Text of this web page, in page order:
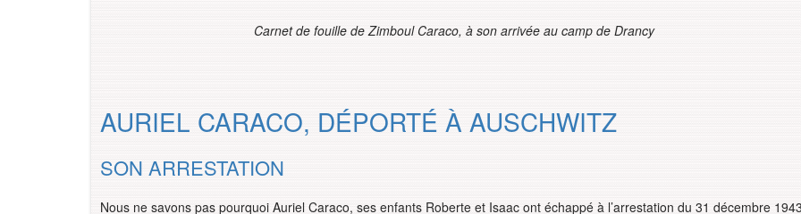
Carnet de fouille de Zimboul Caraco, à son arrivée au camp de Drancy
AURIEL CARACO, DÉPORTÉ À AUSCHWITZ
SON ARRESTATION
Nous ne savons pas pourquoi Auriel Caraco, ses enfants Roberte et Isaac ont échappé à l’arrestation du 31 décembre